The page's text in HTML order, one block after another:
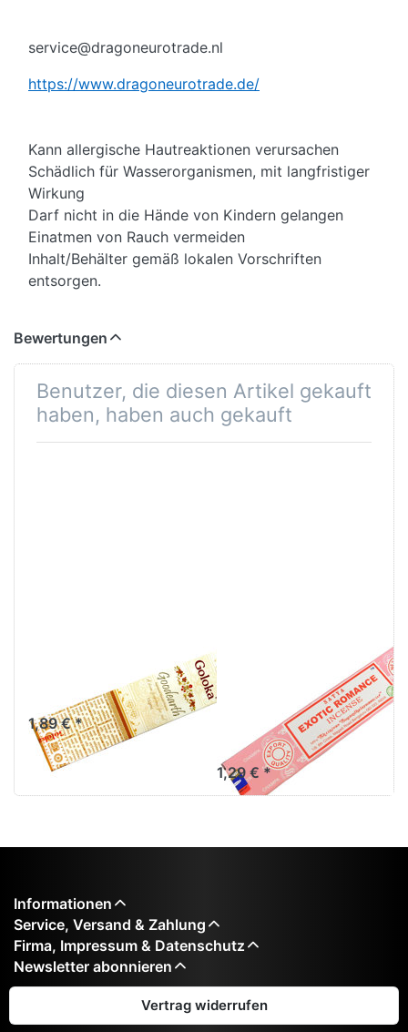
service@dragoneurotrade.nl
https://www.dragoneurotrade.de/
Kann allergische Hautreaktionen verursachen
Schädlich für Wasserorganismen, mit langfristiger
Wirkung
Darf nicht in die Hände von Kindern gelangen
Einatmen von Rauch vermeiden
Inhalt/Behälter gemäß lokalen Vorschriften
entsorgen.
Bewertungen
Benutzer, die diesen Artikel gekauft
haben, haben auch gekauft
Goodearth
1,89 € *
Exotic Romance
von Satya 15g
Packung. Ca. 15
Incence Sticks
1,29 € *
Informationen
Service, Versand & Zahlung
Firma, Impressum & Datenschutz
Newsletter abonnieren
Vertrag widerrufen